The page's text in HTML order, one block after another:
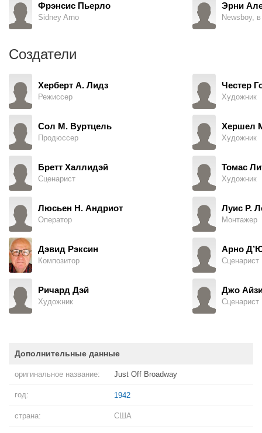
Фрэнсис Пьерло
Sidney Arno
Эрни
Newsboy,
Создатели
Херберт А. Лидз
Режиссер
Сол М. Вуртцель
Продюссер
Бретт Халлидэй
Сценарист
Люсьен Н. Андриот
Оператор
Дэвид Рэксин
Композитор
Ричард Дэй
Художник
Честер
Художник
Хершел
Художник
Томас
Художник
Луис Р.
Монтажер
Арно
Сценарист
Джо
Сценарист
Дополнительные данные
оригинальное название: Just Off Broadway
год: 1942
страна: США